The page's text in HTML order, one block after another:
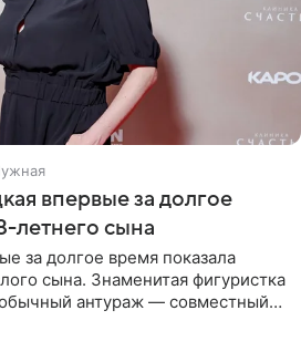
впервые за долгое
летнего сына
за долгое время показала
сына. Знаменитая фигуристка
антураж — совместный